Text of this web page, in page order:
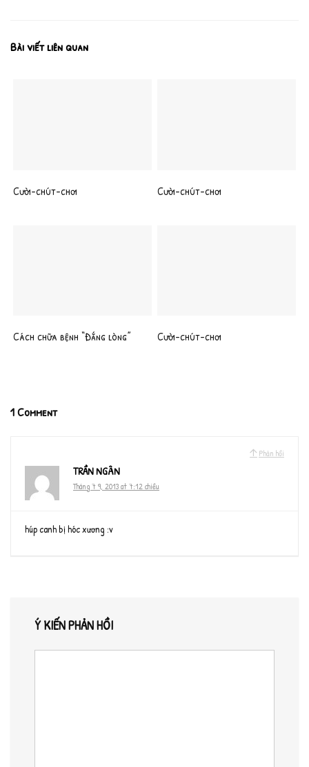
Bài viết liên quan
Cười-chút-chơi Cười-chút-chơi
Cách chữa bệnh “Đắng lòng” Cười-chút-chơi
1 Comment
Phản hồi
TRẦN NGÂN
Tháng 7 9, 2013 at 7:12 chiều
húp canh bị hóc xương :v
Ý KIẾN PHẢN HỒI